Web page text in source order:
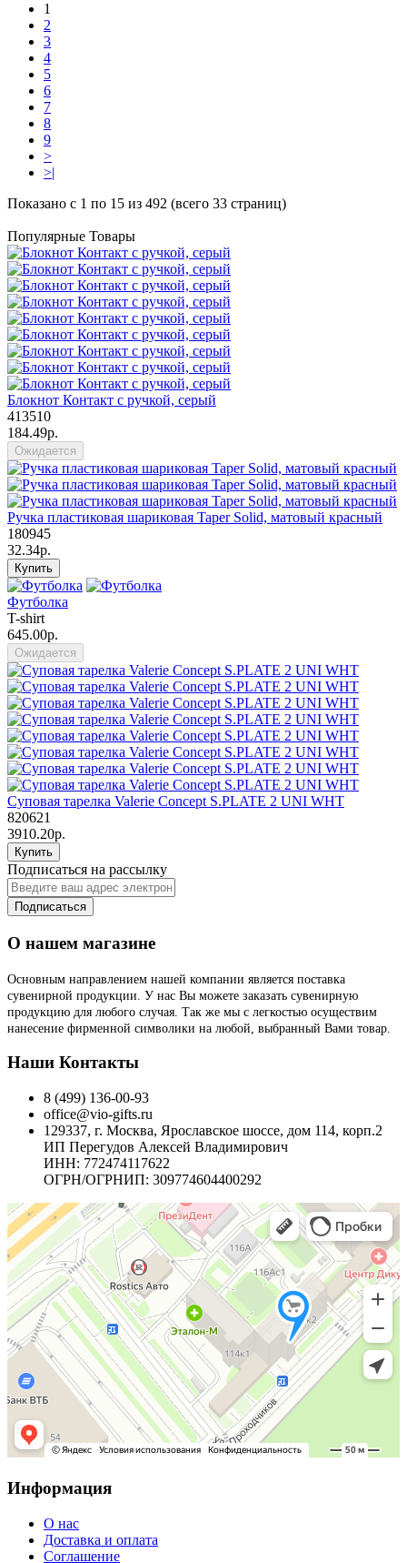
1
2
3
4
5
6
7
8
9
>
>|
Показано с 1 по 15 из 492 (всего 33 страниц)
Популярные Товары
Блокнот Контакт с ручкой, серый
413510
184.49р.
Ожидается
Ручка пластиковая шариковая Taper Solid, матовый красный
180945
32.34р.
Купить
Футболка
T-shirt
645.00р.
Ожидается
Суповая тарелка Valerie Concept S.PLATE 2 UNI WHT
820621
3910.20р.
Купить
Подписаться на рассылку
Подписаться
О нашем магазине
Основным направлением нашей компании является поставка
сувенирной продукции. У нас Вы можете заказать сувенирную
продукцию для любого случая. Так же мы с легкостью осуществим
нанесение фирменной символики на любой, выбранный Вами товар.
Наши Контакты
8 (499) 136-00-93
office@vio-gifts.ru
129337, г. Москва, Ярославское шоссе, дом 114, корп.2
ИП Перегудов Алексей Владимирович
ИНН: 772474117622
ОГРН/ОГРНИП: 309774604400292
Информация
О нас
Доставка и оплата
Соглашение